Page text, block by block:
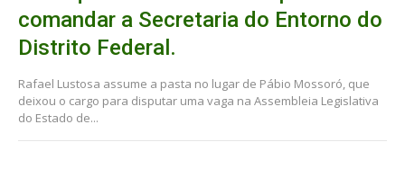
comandar a Secretaria do Entorno do
Distrito Federal.
Rafael Lustosa assume a pasta no lugar de Pábio Mossoró, que
deixou o cargo para disputar uma vaga na Assembleia Legislativa
do Estado de...